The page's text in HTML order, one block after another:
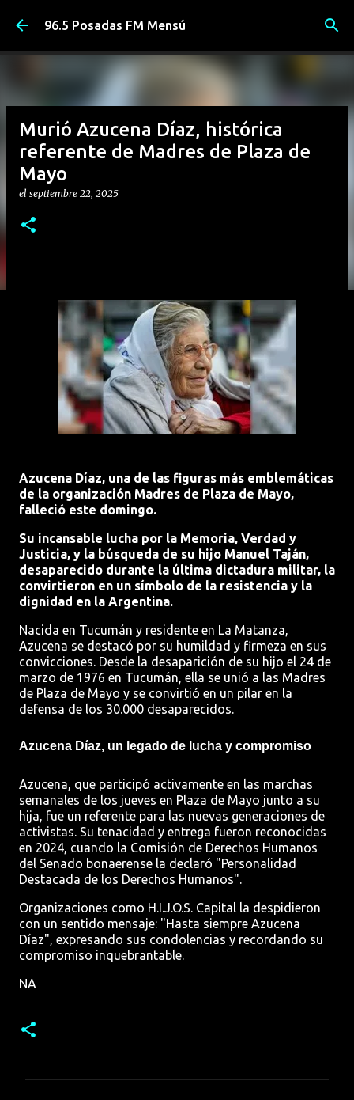
Ir al contenido principal
96.5 Posadas FM Mensú
Murió Azucena Díaz, histórica
referente de Madres de Plaza de
Mayo
el septiembre 22, 2025
Azucena Díaz, una de las figuras más emblemáticas
de la organización Madres de Plaza de Mayo,
falleció este domingo.
Su incansable lucha por la Memoria, Verdad y
Justicia, y la búsqueda de su hijo Manuel Taján,
desaparecido durante la última dictadura militar, la
convirtieron en un símbolo de la resistencia y la
dignidad en la Argentina.
Nacida en Tucumán y residente en La Matanza,
Azucena se destacó por su humildad y firmeza en sus
convicciones. Desde la desaparición de su hijo el 24 de
marzo de 1976 en Tucumán, ella se unió a las Madres
de Plaza de Mayo y se convirtió en un pilar en la
defensa de los 30.000 desaparecidos.
Azucena Díaz, un legado de lucha y compromiso
Azucena, que participó activamente en las marchas
semanales de los jueves en Plaza de Mayo junto a su
hija, fue un referente para las nuevas generaciones de
activistas. Su tenacidad y entrega fueron reconocidas
en 2024, cuando la Comisión de Derechos Humanos
del Senado bonaerense la declaró "Personalidad
Destacada de los Derechos Humanos".
Organizaciones como H.I.J.O.S. Capital la despidieron
con un sentido mensaje: "Hasta siempre Azucena
Díaz", expresando sus condolencias y recordando su
compromiso inquebrantable.
NA